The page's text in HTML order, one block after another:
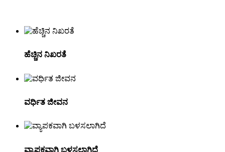
ಹೆಚ್ಚಿನ ನಿಖರತೆ
ವರ್ಧಿತ ಜೀವನ
ವ್ಯಾಪಕವಾಗಿ ಬಳಸಲಾಗಿದೆ